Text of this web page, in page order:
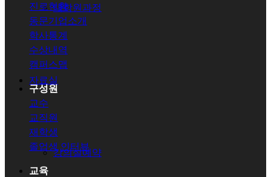
대학원과정
자료실
강의실예약
진로현황
동문기업소개
학사통계
수상내역
캠퍼스맵
구성원
교수
교직원
재학생
졸업생 인터뷰
교육